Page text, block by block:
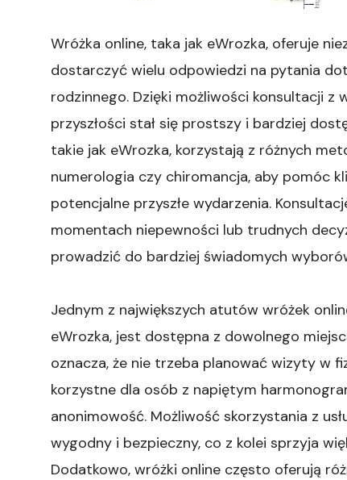
Wróżka online, taka jak eWrozka, oferuje
dostarczyć wielu odpowiedzi na pytania
rodzinnego. Dzięki możliwości konsultacji
przyszłości stał się prostszy i bardziej
takie jak eWrozka, korzystają z różnych
numerologia czy chiromancja, aby pomóc
potencjalne przyszłe wydarzenia.
momentach niepewności lub trudnych
prowadzić do bardziej świadomych
Jednym z największych atutów wróżek
eWrozka, jest dostępna z dowolnego
oznacza, że nie trzeba planować wizyty w
korzystne dla osób z napiętym
anonimowość. Możliwość skorzystania z
wygodny i bezpieczny, co z kolei sprzyja
Dodatkowo, wróżki online często oferują